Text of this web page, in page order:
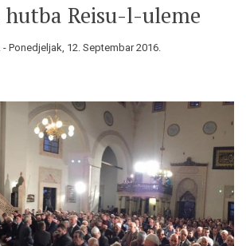
hutba Reisu-l-uleme
- Ponedjeljak, 12. Septembar 2016.